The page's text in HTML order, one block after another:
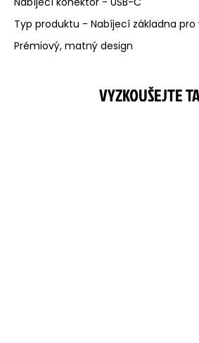
Typ produktu - Nabíjecí základna pro
Prémiový, matný design